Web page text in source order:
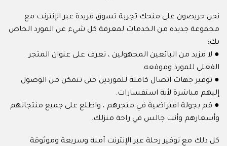
نحن حريصون على منحك تجربة تسوق فريدة عبر الإنترنت مع
مجموعة جديدة من الخدمات لمعرفة كل شيء عن المورد الخاص
بك:
● لا مزيد من البائعين المجهولين ، تعرف على عنوان المتجر
الفعلي للمورد وموقعه.
● توفير جهات اتصال كاملة للموردين حتى تتمكن من الوصول
إليهم مباشرة لأية استفسارات.
● قم بجولة افتراضية في متجرهم ، واطلع على جميع منتجاتهم
وأسعارهم وأنت جالس في راحة منزلك.
كل ذلك مع توفير رحلة عبر الإنترنت آمنة وسريعة وموثوقة